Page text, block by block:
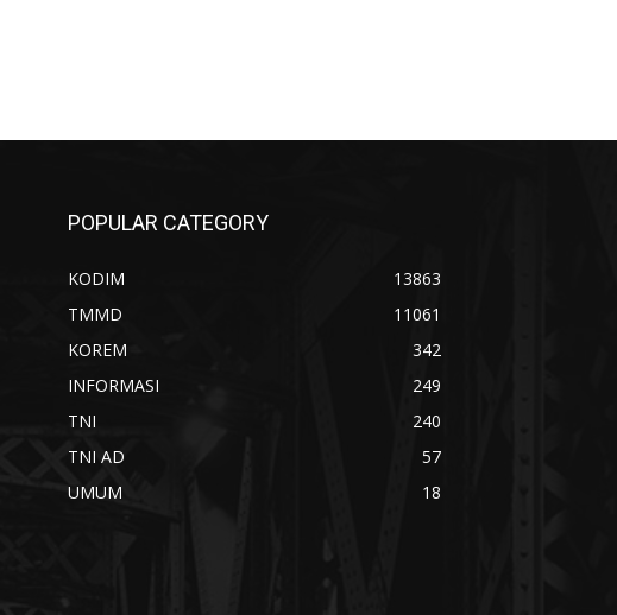
POPULAR CATEGORY
KODIM
13863
TMMD
11061
KOREM
342
INFORMASI
249
TNI
240
TNI AD
57
UMUM
18